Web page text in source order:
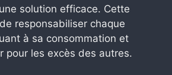
solution efficace. Cette
responsabiliser chaque
à sa consommation et
pour les excès des autres.